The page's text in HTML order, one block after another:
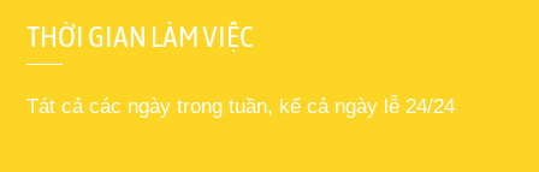
THỜI GIAN LÀM VIỆC
Tát cả các ngày trong tuần, kể cả ngày lễ 24/24